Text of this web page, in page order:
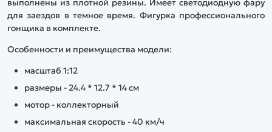
для заездов в темное время. Фигурка профессионального
гонщика в комплекте.
Особенности и преимущества модели:
масштаб 1:12
размеры - 24.4 * 12.7 * 14 см
мотор - коллекторный
максимальная скорость - 40 км/ч